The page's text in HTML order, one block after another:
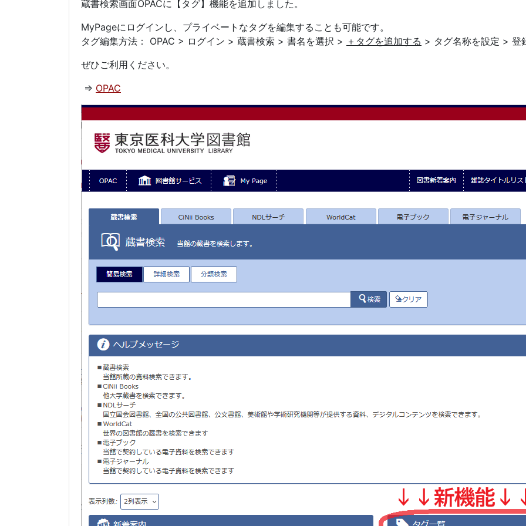
蔵書検索画面OPACに【タグ】機能を追加しました。
MyPageにログインし、プライベートなタグを編集することも可能です。
タグ編集方法： OPAC > ログイン > 蔵書検索 > 書名を選択 > ＋タグを追加する > タグ名称を設定 > 登
ぜひご利用ください。
⇒ OPAC